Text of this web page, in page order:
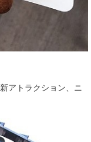
アトラクション、ニ